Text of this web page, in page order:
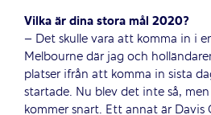
Vilka är dina stora mål 2020?
– Det skulle vara att komma in i
Melbourne där jag och
platser ifrån att komma in sista
startade. Nu blev det inte så,
kommer snart. Ett annat är